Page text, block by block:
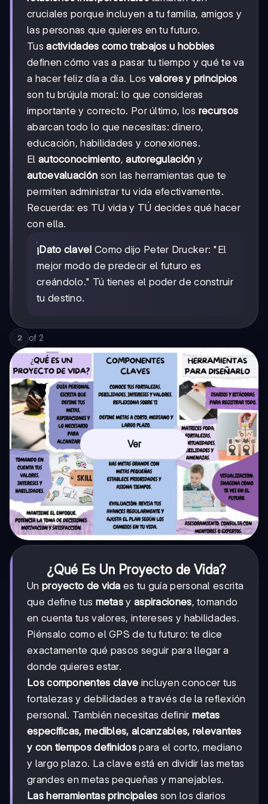
cruciales porque incluyen a tu familia, amigos y
las personas que quieres en tu futuro.
Tusactividades como trabajos u hobbies
definen cómo vas a pasar tu tiempo y qué te va
a hacer feliz día a día. Los valores y principios
son tu brújula moral: lo que consideras
importante y correcto. Por último, los recursos
abarcan todo lo que necesitas: dinero,
educación, habilidades y conexiones.
El autoconocimiento,autoregulación y
autoevaluación son las herramientas que te
permiten administrar tu vida efectivamente.
Recuerda: es TU vida y TÚ decides qué hacer
con ella.
¡Dato clave! Como dijo Peter Drucker: "El
mejor modo de predecir el futuro es
creándolo." Tú tienes el poder de construir
tu destino.
2 of 2
Ver
¿Qué Es Un Proyecto de Vida?
Un proyecto de vida es tu guía personal escrita
que define tus metas y aspiraciones, tomando
en cuenta tus valores, intereses y habilidades.
Piénsalo como el GPS de tu futuro: te dice
exactamente qué pasos seguir para llegar a
donde quieres estar.
Los componentes clave incluyen conocer tus
fortalezas y debilidades a través de la reflexión
personal. También necesitas definir metas
específicas, medibles, alcanzables, relevantes
y con tiempos definidospara el corto, mediano
y largo plazo. La clave está en dividir las metas
grandes en metas pequeñas y manejables.
Las herramientas principales son los diarios